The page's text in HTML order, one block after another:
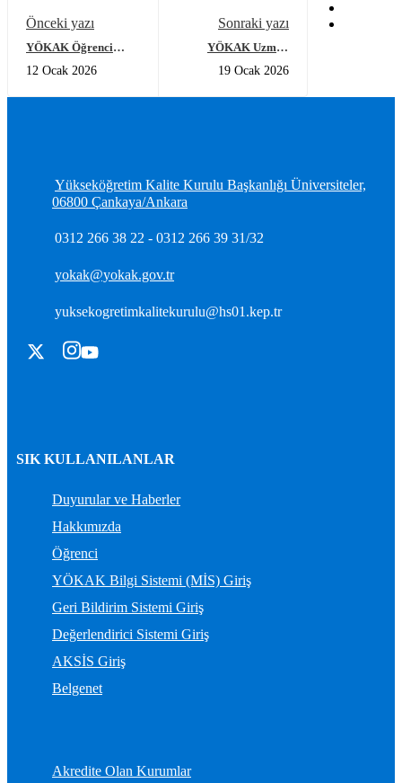
Önceki yazı
YÖKAK Öğrenci
Üyeleriyle 2026
12 Ocak 2026
Sonraki yazı
YÖKAK Uzman
Sözlü Sınavına İlişkin
19 Ocak 2026
Yükseköğretim Kalite Kurulu Başkanlığı Üniversiteler,
06800 Çankaya/Ankara
0312 266 38 22 - 0312 266 39 31/32
yokak@yokak.gov.tr
yuksekogretimkalitekurulu@hs01.kep.tr
SIK KULLANILANLAR
Duyurular ve Haberler
Hakkımızda
Öğrenci
YÖKAK Bilgi Sistemi (MİS) Giriş
Geri Bildirim Sistemi Giriş
Değerlendirici Sistemi Giriş
AKSİS Giriş
Belgenet
Akredite Olan Kurumlar